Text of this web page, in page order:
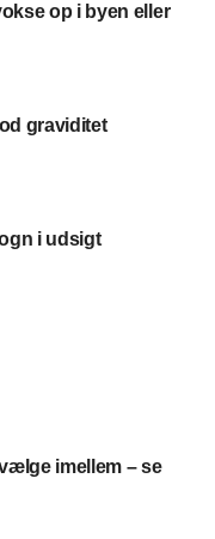
op i byen eller
graviditet
i udsigt
imellem – se